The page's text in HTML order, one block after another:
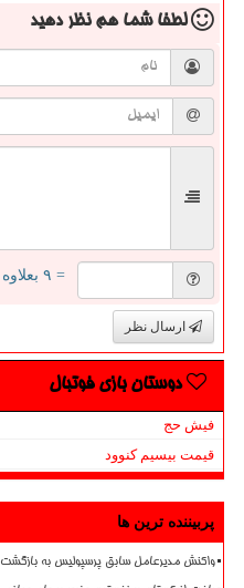
لطفا شما همنظر دهید
= ۹ بعلاوه ۵
ارسال نظر
دوستان بازی فوتبال
فیش حج
قیمت بیسیم کنوود
پربیننده ترین ها
واکنش مدیرعامل سابق پرسپولیس به